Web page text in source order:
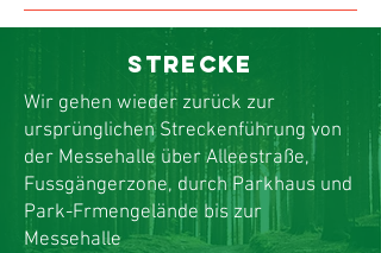
Strecke
Wir gehen wieder zurück zur
ursprünglichen Streckenführung von
der Messehalle über Alleestraße,
Fussgängerzone, durch Parkhaus und
Park-Frmengelände bis zur
Messehalle​